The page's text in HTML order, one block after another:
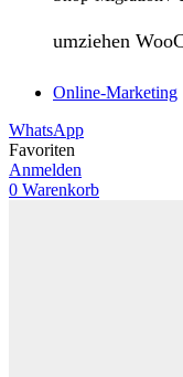
umziehen
Online-Marketing
WhatsApp
Favoriten
Anmelden
0 Warenkorb